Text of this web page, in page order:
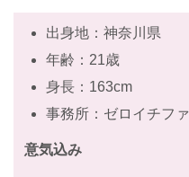
出身地：神奈川県
年齢：21歳
身長：163cm
事務所：ゼロイチフ
意気込み